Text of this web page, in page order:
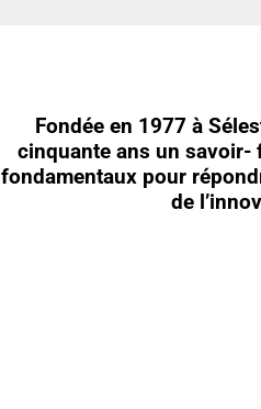
Fondée en 1977 à
cinquante ans un savoir-
fondamentaux pour
de